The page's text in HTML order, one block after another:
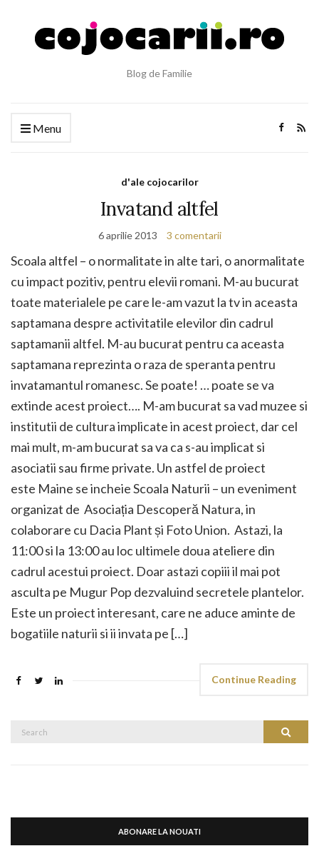
Blog de Familie
Menu
d'ale cojocarilor
Invatand altfel
6 aprilie 2013 3 comentarii
Scoala altfel – o normalitate in alte tari, o anormalitate
cu impact pozitiv, pentru elevii romani. M-au bucurat
toate materialele pe care le-am vazut la tv in aceasta
saptamana despre activitatile elevilor din cadrul
saptamanii altfel. M-au bucurat pentru ca aceasta
saptamana reprezinta o raza de speranta pentru
invatamantul romanesc. Se poate! … poate se va
extinde acest proiect…. M-am bucurat sa vad muzee si
institutii de cultura implicate in acest proiect, dar cel
mai mult, m-am bucurat sa va ca s-au implicat si
asociatii sau firme private. Un astfel de proiect
este Maine se incheie Scoala Naturii – un eveniment
organizat de Asociația Descoperă Natura, in
colaborare cu Dacia Plant și Foto Union. Astazi, la
11:00 si la 13:00 au loc ultimele doua ateliere din
cadrul acestui proiect. Doar astazi copiii il mai pot
asculta pe Mugur Pop dezvaluind secretele plantelor.
Este un proiect interesant, care ne aduce aminte de
bogatiile naturii si ii invata pe […]
Continue Reading
Search
ABONARE LA NOUATI